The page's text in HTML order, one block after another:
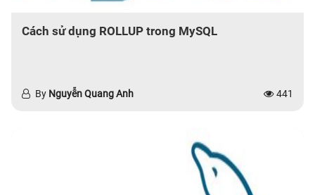
Cách sử dụng ROLLUP trong MySQL
By Nguyễn Quang Anh 441